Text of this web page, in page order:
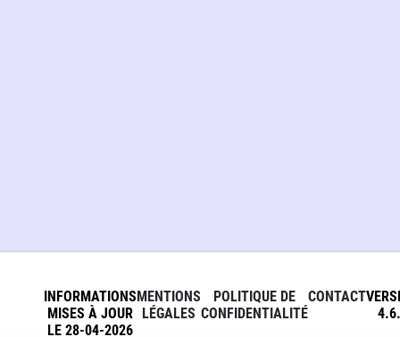
INFORMATIONS
MISES À JOUR
LE 28-04-2026
MENTIONS
LÉGALES
POLITIQUE DE
CONFIDENTIALITÉ
CONTACT